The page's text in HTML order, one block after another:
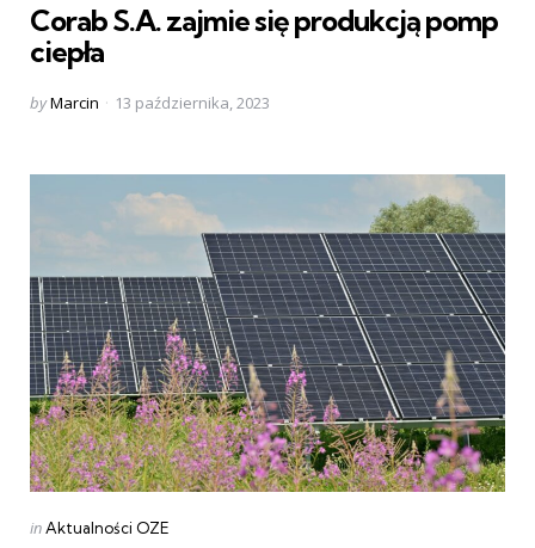
Corab S.A. zajmie się produkcją pomp
ciepła
Posted
byMarcin 13 października, 2023
Categories
Posted
inAktualności OZE